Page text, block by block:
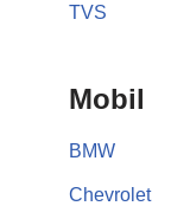
TVS
Mobil
BMW
Chevrolet